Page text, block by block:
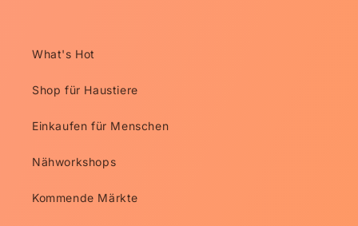
What's Hot
Shop für Haustiere
Einkaufen für Menschen
Nähworkshops
Kommende Märkte